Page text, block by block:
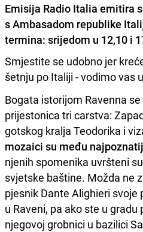
Emisija Radio Italia emitira
s Ambasadom republike
termina: srijedom u 12,10 i
Smjestite se udobno jer
šetnju po Italiji - vodimo vas
Bogata istorijom Ravenna
prijestonica tri carstva:
gotskog kralja Teodorika i
mozaici su među
njenih spomenika uvršteni
svjetske baštine. Možda ne
pjesnik Dante Alighieri
u Raveni, pa ako ste u
njegovoj grobnici u bazilici